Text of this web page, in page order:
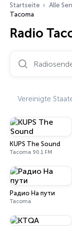
Startseite Alle
Tacoma
Radio
Vereinigte
KUPS The Sound
Tacoma 90.1 FM
Радио На пути
Tacoma